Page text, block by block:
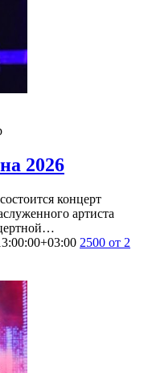
2026
концерт
артиста
2500 от 2